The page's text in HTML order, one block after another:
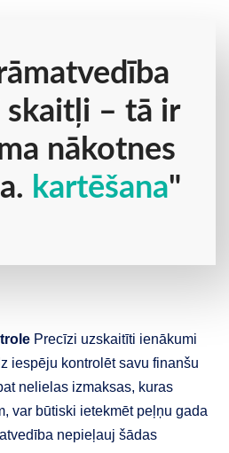
skaitļi – tā ir
nākotnes
kartēšana"
Precīzi uzskaitīti ienākumi
iespēju kontrolēt savu finanšu
nelielas izmaksas, kuras
var būtiski ietekmēt peļņu gada
nepieļauj šādas